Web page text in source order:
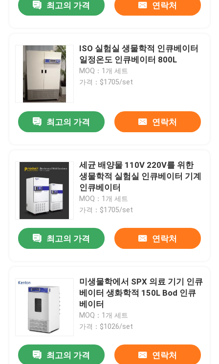
제품 소개
회사 소개
공장 투어
최고의 가격 연락처
ISO 실험실 생물학적 인큐베이터
일정온도 인큐베이터 800L
MOQ：1개 세트
가격：$1705/set
최고의 가격 연락처
세균 배양물 110V 220V를 위한
생물학적 실험실 인큐베이터 기계
인큐베이터
MOQ：1개 세트
가격：$1705/set
최고의 가격 연락처
미생물학에서 SPX 의료 기기 인큐
베이터 생화학적 150L Bod 인큐
베이터
MOQ：1개 세트
가격：$1026/set
최고의 가격 연락처